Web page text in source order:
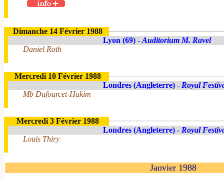
Dimanche 14 Février 1988
Lyon (69) - Auditorium M. Ravel
Daniel Roth
Mercredi 10 Février 1988
Londres (Angleterre) - Royal
Mb Dufourcet-Hakim
Mercredi 3 Février 1988
Londres (Angleterre) - Royal
Louis Thiry
Janvier 1988